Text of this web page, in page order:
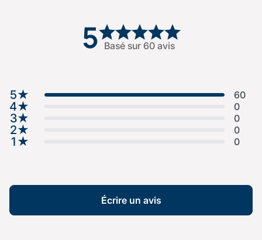
5 Basé sur 60 avis
5★ 60
4★ 0
3★ 0
2★ 0
1 ★ 0
Écrire un avis